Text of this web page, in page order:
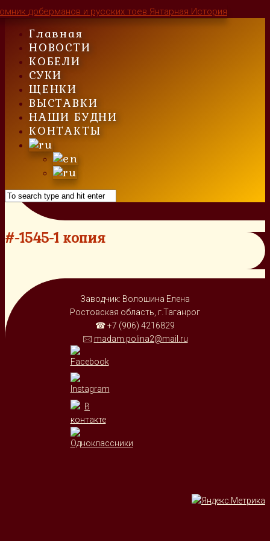
Skip
contentГлавная
НОВОСТИ
КОБЕЛИ
СУКИ
ЩЕНКИ
ВЫСТАВКИ
НАШИ БУДНИ
КОНТАКТЫ
#-1545-1 копия
Заводчик: Волошина Елена
Ростовская область, г.Таганрог
☎ +7 (906) 4216829
🖂 madam.polina2@mail.ru